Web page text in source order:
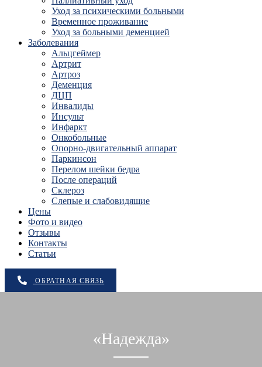
Уход за психическими больными
Временное проживание
Уход за больными деменцией
Заболевания
Альцгеймер
Артрит
Артроз
Деменция
ДЦП
Инвалиды
Инсульт
Инфаркт
Онкобольные
Опорно-двигательный аппарат
Паркинсон
Перелом шейки бедра
После операций
Склероз
Слепые и слабовидящие
Цены
Фото и видео
Отзывы
Контакты
Статьи
ОБРАТНАЯ СВЯЗЬ
«Надежда»